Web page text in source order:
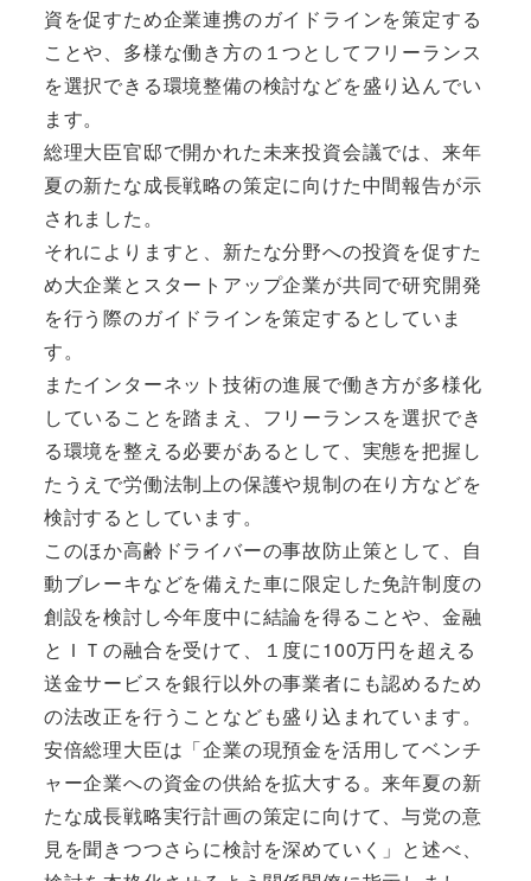
資を促すため企業連携のガイドラインを策定する
ことや、多様な働き方の１つとしてフリーランス
を選択できる環境整備の検討などを盛り込んでい
ます。
総理大臣官邸で開かれた未来投資会議では、来年
夏の新たな成長戦略の策定に向けた中間報告が示
されました。
それによりますと、新たな分野への投資を促すた
め大企業とスタートアップ企業が共同で研究開発
を行う際のガイドラインを策定するとしていま
す。
またインターネット技術の進展で働き方が多様化
していることを踏まえ、フリーランスを選択でき
る環境を整える必要があるとして、実態を把握し
たうえで労働法制上の保護や規制の在り方などを
検討するとしています。
このほか高齢ドライバーの事故防止策として、自
動ブレーキなどを備えた車に限定した免許制度の
創設を検討し今年度中に結論を得ることや、金融
とＩＴの融合を受けて、１度に100万円を超える
送金サービスを銀行以外の事業者にも認めるため
の法改正を行うことなども盛り込まれています。
安倍総理大臣は「企業の現預金を活用してベンチ
ャー企業への資金の供給を拡大する。来年夏の新
たな成長戦略実行計画の策定に向けて、与党の意
見を聞きつつさらに検討を深めていく」と述べ、